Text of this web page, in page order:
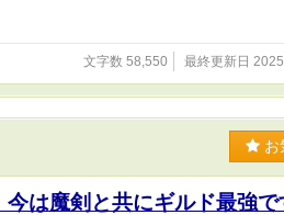
文字数 58,550 最終更新日
お
は魔剣と共にギルド最強で